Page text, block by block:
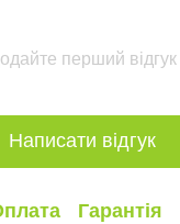
перший відгук
Написати відгук
Гарантія